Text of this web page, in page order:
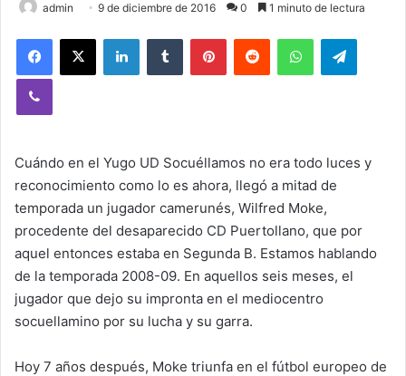
admin 9 de diciembre de 2016 0 1 minuto de lectura
Cuándo en el Yugo UD Socuéllamos no era todo luces y
reconocimiento como lo es ahora, llegó a mitad de
temporada un jugador camerunés, Wilfred Moke,
procedente del desaparecido CD Puertollano, que por
aquel entonces estaba en Segunda B. Estamos hablando
de la temporada 2008-09. En aquellos seis meses, el
jugador que dejo su impronta en el mediocentro
socuellamino por su lucha y su garra.
Hoy 7 años después, Moke triunfa en el fútbol europeo de